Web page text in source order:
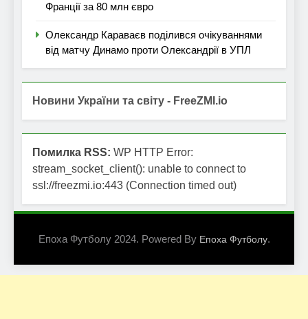
Франції за 80 млн євро
Олександр Караваєв поділився очікуваннями
від матчу Динамо проти Олександрії в УПЛ
Новини України та світу - FreeZMI.io
Помилка RSS: WP HTTP Error:
stream_socket_client(): unable to connect to
ssl://freezmi.io:443 (Connection timed out)
Епоха Футболу 2024. Powered By Епоха Футболу.